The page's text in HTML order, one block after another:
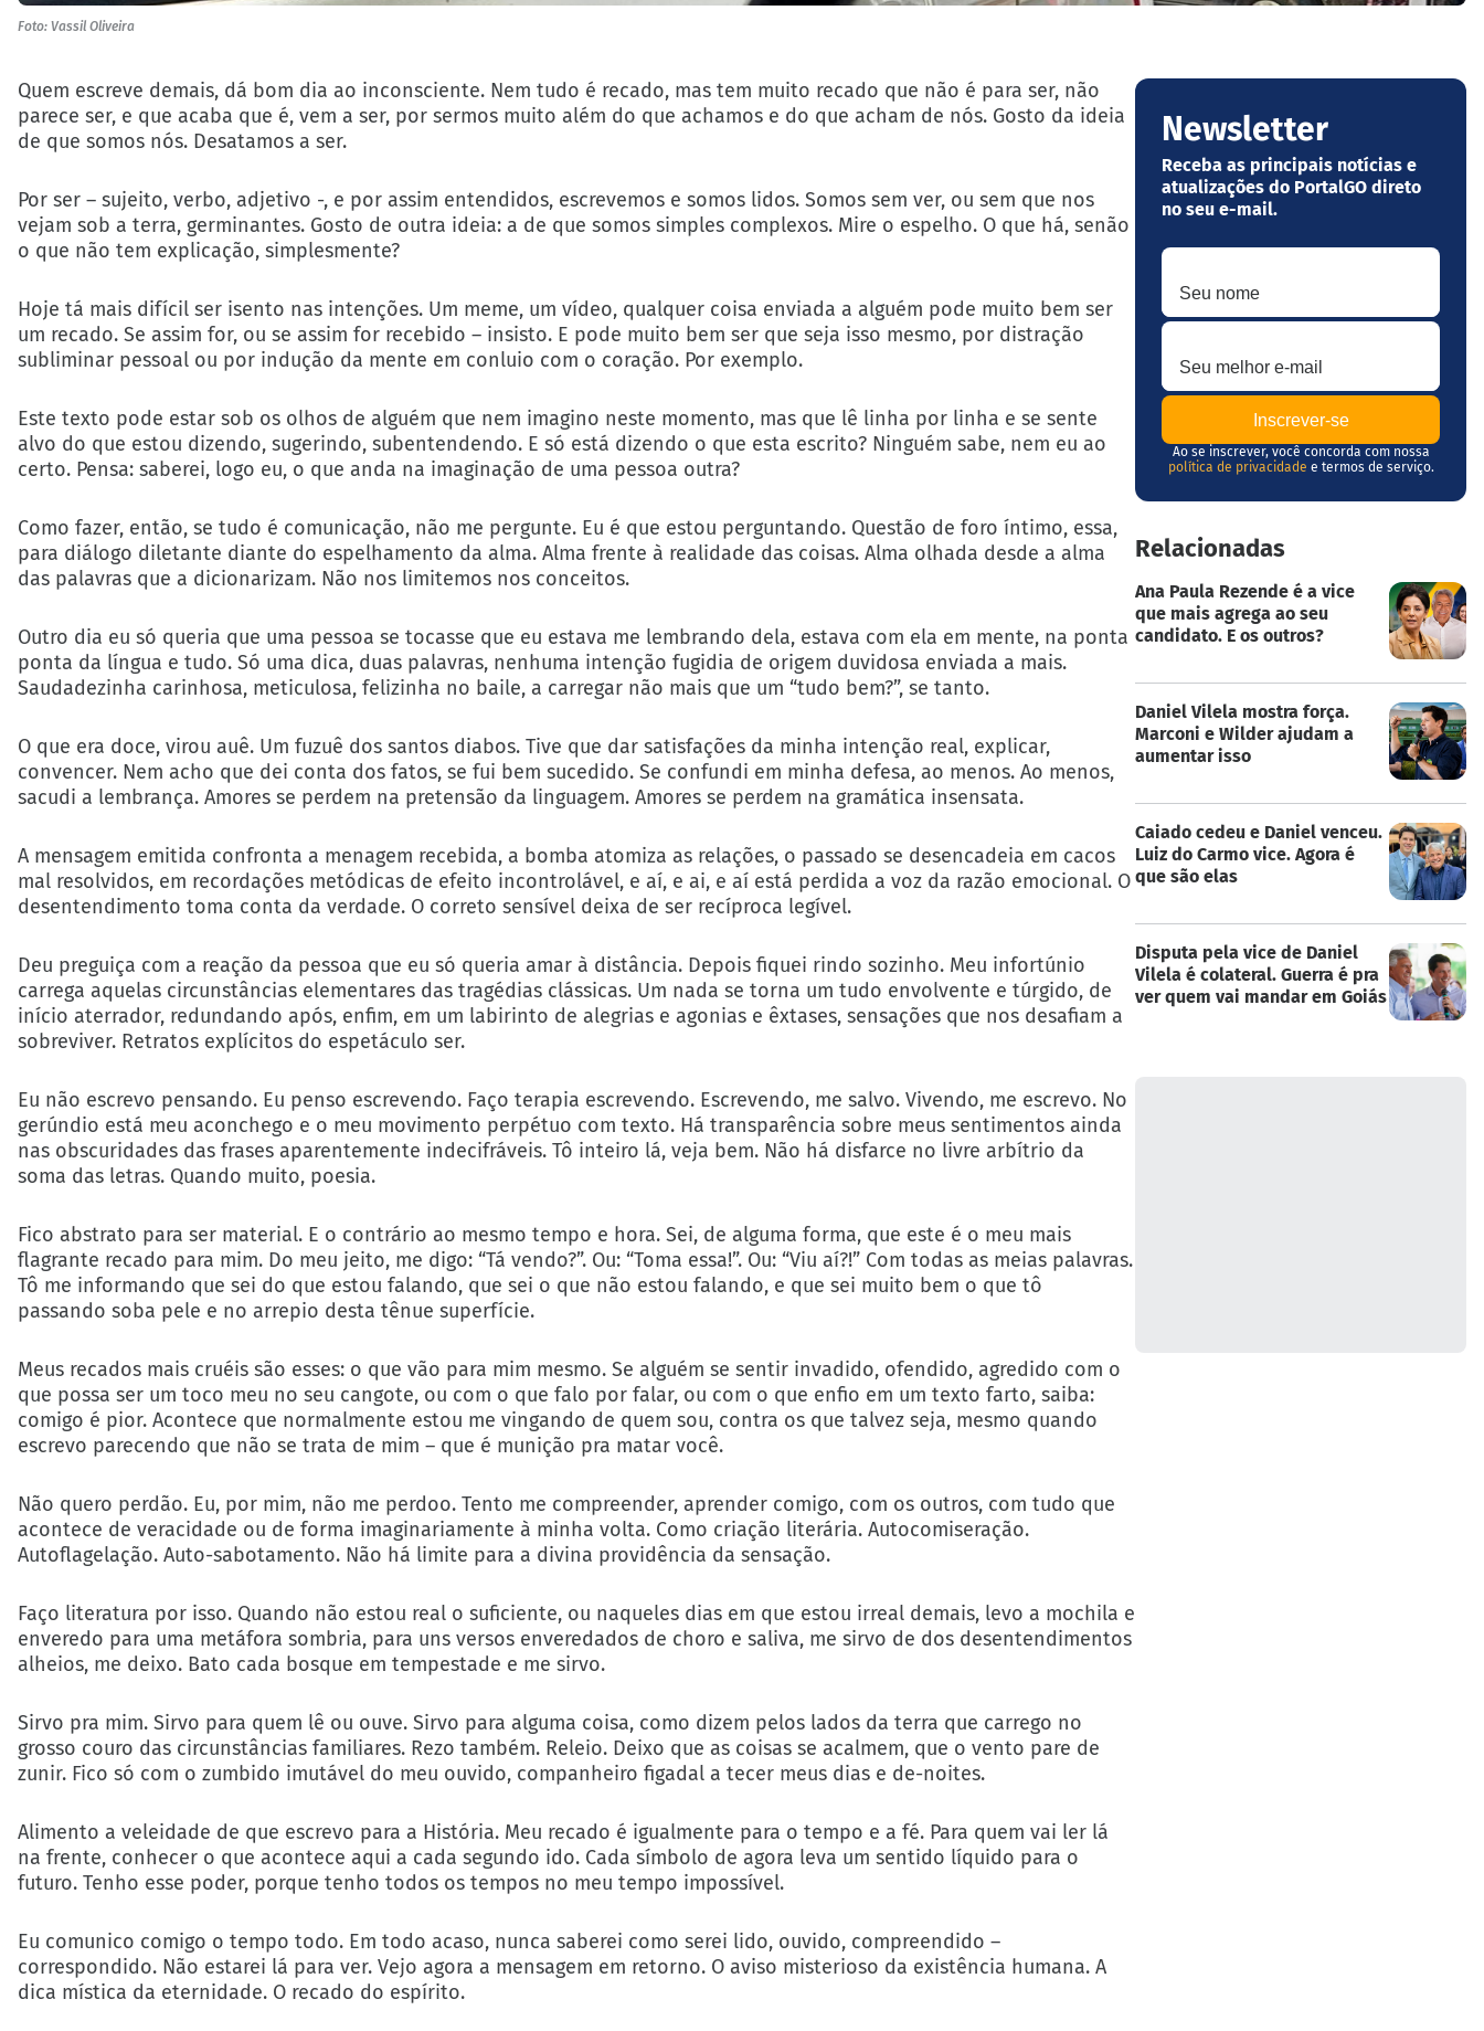
Foto: Vassil Oliveira
Quem escreve demais, dá bom dia ao inconsciente. Nem tudo é recado, mas tem muito recado que não é para ser, não
parece ser, e que acaba que é, vem a ser, por sermos muito além do que achamos e do que acham de nós. Gosto da ideia
de que somos nós. Desatamos a ser.
Por ser – sujeito, verbo, adjetivo -, e por assim entendidos, escrevemos e somos lidos. Somos sem ver, ou sem que nos
vejam sob a terra, germinantes. Gosto de outra ideia: a de que somos simples complexos. Mire o espelho. O que há, senão
o que não tem explicação, simplesmente?
Hoje tá mais difícil ser isento nas intenções. Um meme, um vídeo, qualquer coisa enviada a alguém pode muito bem ser
um recado. Se assim for, ou se assim for recebido – insisto. E pode muito bem ser que seja isso mesmo, por distração
subliminar pessoal ou por indução da mente em conluio com o coração. Por exemplo.
Este texto pode estar sob os olhos de alguém que nem imagino neste momento, mas que lê linha por linha e se sente
alvo do que estou dizendo, sugerindo, subentendendo. E só está dizendo o que esta escrito? Ninguém sabe, nem eu ao
certo. Pensa: saberei, logo eu, o que anda na imaginação de uma pessoa outra?
Como fazer, então, se tudo é comunicação, não me pergunte. Eu é que estou perguntando. Questão de foro íntimo, essa,
para diálogo diletante diante do espelhamento da alma. Alma frente à realidade das coisas. Alma olhada desde a alma
das palavras que a dicionarizam. Não nos limitemos nos conceitos.
Outro dia eu só queria que uma pessoa se tocasse que eu estava me lembrando dela, estava com ela em mente, na ponta
ponta da língua e tudo. Só uma dica, duas palavras, nenhuma intenção fugidia de origem duvidosa enviada a mais.
Saudadezinha carinhosa, meticulosa, felizinha no baile, a carregar não mais que um “tudo bem?”, se tanto.
O que era doce, virou auê. Um fuzuê dos santos diabos. Tive que dar satisfações da minha intenção real, explicar,
convencer. Nem acho que dei conta dos fatos, se fui bem sucedido. Se confundi em minha defesa, ao menos. Ao menos,
sacudi a lembrança. Amores se perdem na pretensão da linguagem. Amores se perdem na gramática insensata.
A mensagem emitida confronta a menagem recebida, a bomba atomiza as relações, o passado se desencadeia em cacos
mal resolvidos, em recordações metódicas de efeito incontrolável, e aí, e ai, e aí está perdida a voz da razão emocional. O
desentendimento toma conta da verdade. O correto sensível deixa de ser recíproca legível.
Deu preguiça com a reação da pessoa que eu só queria amar à distância. Depois fiquei rindo sozinho. Meu infortúnio
carrega aquelas circunstâncias elementares das tragédias clássicas. Um nada se torna um tudo envolvente e túrgido, de
início aterrador, redundando após, enfim, em um labirinto de alegrias e agonias e êxtases, sensações que nos desafiam a
sobreviver. Retratos explícitos do espetáculo ser.
Eu não escrevo pensando. Eu penso escrevendo. Faço terapia escrevendo. Escrevendo, me salvo. Vivendo, me escrevo. No
gerúndio está meu aconchego e o meu movimento perpétuo com texto. Há transparência sobre meus sentimentos ainda
nas obscuridades das frases aparentemente indecifráveis. Tô inteiro lá, veja bem. Não há disfarce no livre arbítrio da
soma das letras. Quando muito, poesia.
Fico abstrato para ser material. E o contrário ao mesmo tempo e hora. Sei, de alguma forma, que este é o meu mais
flagrante recado para mim. Do meu jeito, me digo: “Tá vendo?”. Ou: “Toma essa!”. Ou: “Viu aí?!” Com todas as meias palavras.
Tô me informando que sei do que estou falando, que sei o que não estou falando, e que sei muito bem o que tô
passando soba pele e no arrepio desta tênue superfície.
Meus recados mais cruéis são esses: o que vão para mim mesmo. Se alguém se sentir invadido, ofendido, agredido com o
que possa ser um toco meu no seu cangote, ou com o que falo por falar, ou com o que enfio em um texto farto, saiba:
comigo é pior. Acontece que normalmente estou me vingando de quem sou, contra os que talvez seja, mesmo quando
escrevo parecendo que não se trata de mim – que é munição pra matar você.
Não quero perdão. Eu, por mim, não me perdoo. Tento me compreender, aprender comigo, com os outros, com tudo que
acontece de veracidade ou de forma imaginariamente à minha volta. Como criação literária. Autocomiseração.
Autoflagelação. Auto-sabotamento. Não há limite para a divina providência da sensação.
Faço literatura por isso. Quando não estou real o suficiente, ou naqueles dias em que estou irreal demais, levo a mochila e
enveredo para uma metáfora sombria, para uns versos enveredados de choro e saliva, me sirvo de dos desentendimentos
alheios, me deixo. Bato cada bosque em tempestade e me sirvo.
Sirvo pra mim. Sirvo para quem lê ou ouve. Sirvo para alguma coisa, como dizem pelos lados da terra que carrego no
grosso couro das circunstâncias familiares. Rezo também. Releio. Deixo que as coisas se acalmem, que o vento pare de
zunir. Fico só com o zumbido imutável do meu ouvido, companheiro figadal a tecer meus dias e de-noites.
Alimento a veleidade de que escrevo para a História. Meu recado é igualmente para o tempo e a fé. Para quem vai ler lá
na frente, conhecer o que acontece aqui a cada segundo ido. Cada símbolo de agora leva um sentido líquido para o
futuro. Tenho esse poder, porque tenho todos os tempos no meu tempo impossível.
Eu comunico comigo o tempo todo. Em todo acaso, nunca saberei como serei lido, ouvido, compreendido –
correspondido. Não estarei lá para ver. Vejo agora a mensagem em retorno. O aviso misterioso da existência humana. A
dica mística da eternidade. O recado do espírito.
Newsletter
Receba as principais notícias e
atualizações do PortalGO direto
no seu e-mail.
Seu nome
Seu melhor e-mail
Ao se inscrever, você concorda com nossa
política de privacidade e termos de serviço.
Relacionadas
Ana Paula Rezende é a vice
que mais agrega ao seu
candidato. E os outros?
Daniel Vilela mostra força.
Marconi e Wilder ajudam a
aumentar isso
Caiado cedeu e Daniel venceu.
Luiz do Carmo vice. Agora é
que são elas
Disputa pela vice de Daniel
Vilela é colateral. Guerra é pra
ver quem vai mandar em Goiás